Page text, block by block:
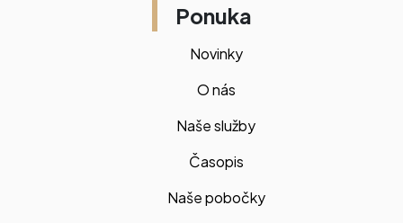
Ponuka
Novinky
O nás
Naše služby
Časopis
Naše pobočky